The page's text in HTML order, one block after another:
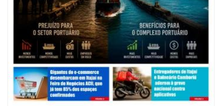
08/08/2026 | 07:00
Agosto Laranja mobiliza Navegantes com ações de prevenção de
deficiências e inclusão social